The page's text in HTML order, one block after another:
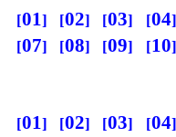
01 02 03 04
07
08 09 10
01 02 03 04